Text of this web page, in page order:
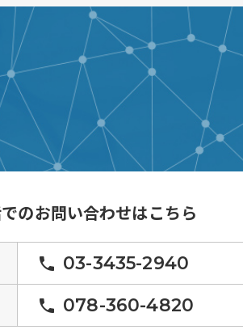
のお問い合わせはこちら
phone 03-3435-2940
phone 078-360-4820